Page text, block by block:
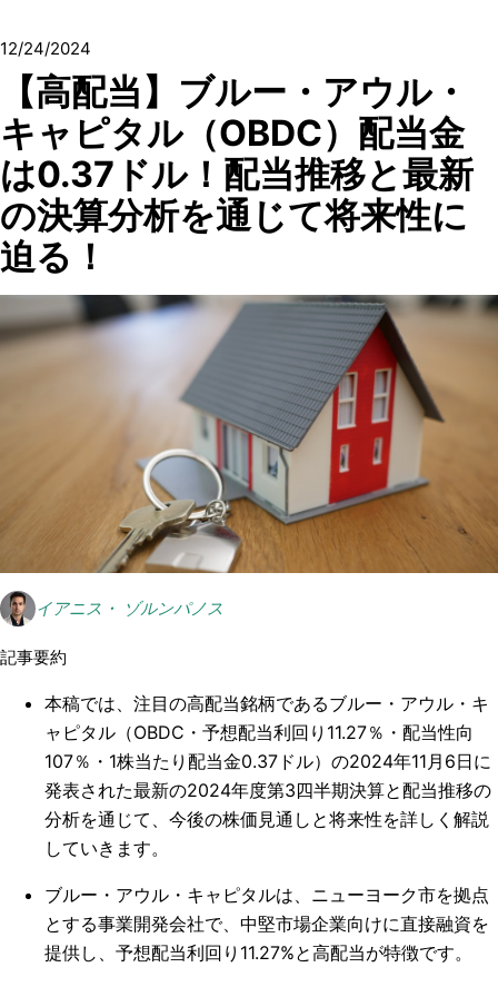
12/24/2024
【高配当】ブルー・アウル・
キャピタル（OBDC）配当金
は0.37ドル！配当推移と最新
の決算分析を通じて将来性に
迫る！
イアニス・ ゾルンパノス
記事要約
本稿では、注目の高配当銘柄であるブルー・アウル・キ
ャピタル（OBDC・予想配当利回り11.27％・配当性向
107％・1株当たり配当金0.37ドル）の2024年11月6日に
発表された最新の2024年度第3四半期決算と配当推移の
分析を通じて、今後の株価見通しと将来性を詳しく解説
していきます。
ブルー・アウル・キャピタルは、ニューヨーク市を拠点
とする事業開発会社で、中堅市場企業向けに直接融資を
提供し、予想配当利回り11.27%と高配当が特徴です。